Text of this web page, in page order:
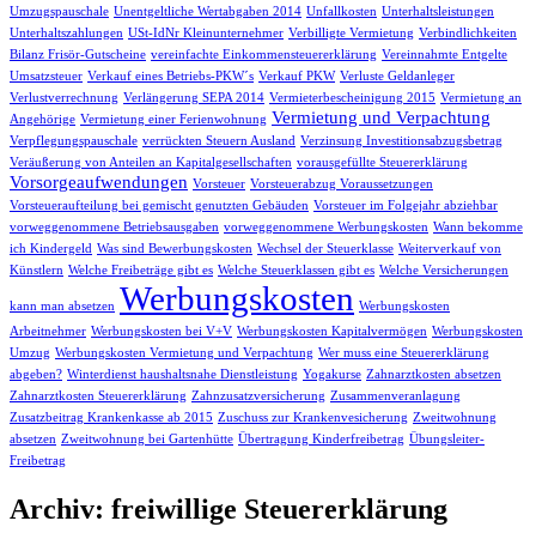
Umzugspauschale Unentgeltliche Wertabgaben 2014 Unfallkosten Unterhaltsleistungen
Unterhaltszahlungen USt-IdNr Kleinunternehmer Verbilligte Vermietung Verbindlichkeiten
Bilanz Frisör-Gutscheine vereinfachte Einkommensteuererklärung Vereinnahmte Entgelte
Umsatzsteuer Verkauf eines Betriebs-PKW´s Verkauf PKW Verluste Geldanleger
Verlustverrechnung Verlängerung SEPA 2014 Vermieterbescheinigung 2015 Vermietung an
Angehörige Vermietung einer Ferienwohnung Vermietung und Verpachtung
Verpflegungspauschale verrückten Steuern Ausland Verzinsung Investitionsabzugsbetrag
Veräußerung von Anteilen an Kapitalgesellschaften vorausgefüllte Steuererklärung
Vorsorgeaufwendungen Vorsteuer Vorsteuerabzug Voraussetzungen
Vorsteueraufteilung bei gemischt genutzten Gebäuden Vorsteuer im Folgejahr abziehbar
vorweggenommene Betriebsausgaben vorweggenommene Werbungskosten Wann bekomme
ich Kindergeld Was sind Bewerbungskosten Wechsel der Steuerklasse Weiterverkauf von
Künstlern Welche Freibeträge gibt es Welche Steuerklassen gibt es Welche Versicherungen
kann man absetzen Werbungskosten Werbungskosten
Arbeitnehmer Werbungskosten bei V+V Werbungskosten Kapitalvermögen Werbungskosten
Umzug Werbungskosten Vermietung und Verpachtung Wer muss eine Steuererklärung
abgeben? Winterdienst haushaltsnahe Dienstleistung Yogakurse Zahnarztkosten absetzen
Zahnarztkosten Steuererklärung Zahnzusatzversicherung Zusammenveranlagung
Zusatzbeitrag Krankenkasse ab 2015 Zuschuss zur Krankenvesicherung Zweitwohnung
absetzen Zweitwohnung bei Gartenhütte Übertragung Kinderfreibetrag Übungsleiter-
Freibetrag
Archiv: freiwillige Steuererklärung